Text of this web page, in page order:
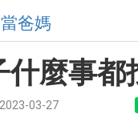
爸媽
麼事都
03-27